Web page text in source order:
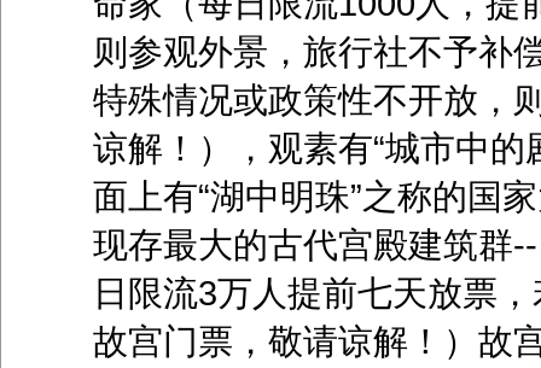
则参观外景，旅行社不予补
特殊情况或政策性不开放，
谅解！），观素有“城市中
面上有“湖中明珠”之称的国
现存最大的古代宫殿建筑群
日限流3万人提前七天放票
故宫门票，敬请谅解！）故